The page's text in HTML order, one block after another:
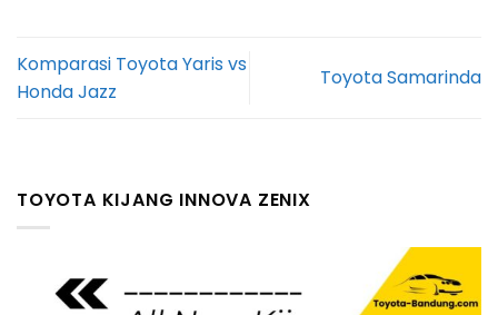
Komparasi Toyota Yaris vs
Honda Jazz
Toyota Samarinda
TOYOTA KIJANG INNOVA ZENIX